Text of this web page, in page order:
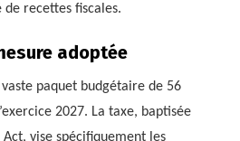
recettes fiscales.
adoptée
paquet budgétaire de 56
2027. La taxe, baptisée
vise spécifiquement les